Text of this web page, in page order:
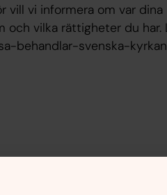
vill vi informera om var dina
och vilka rättigheter du har.
behandlar-svenska-